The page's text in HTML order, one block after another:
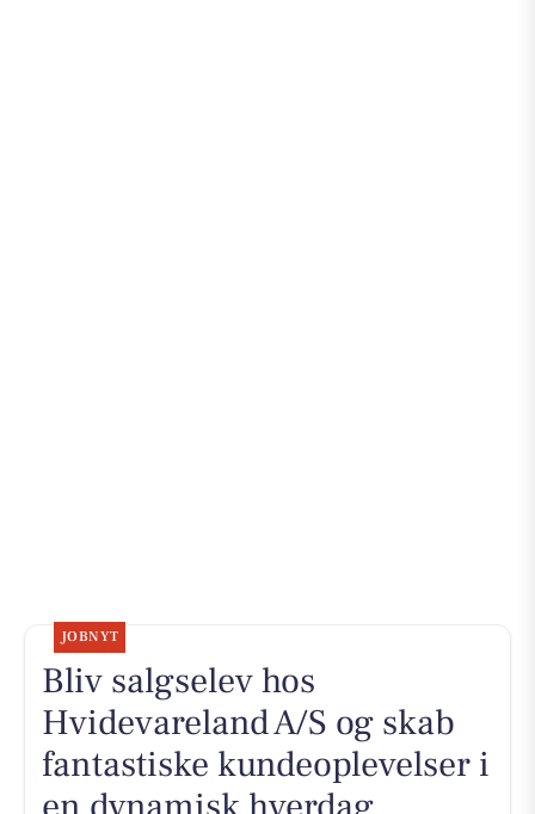
JOBNYT
Bliv salgselev hos
Hvidevareland A/S og skab
fantastiske kundeoplevelser i